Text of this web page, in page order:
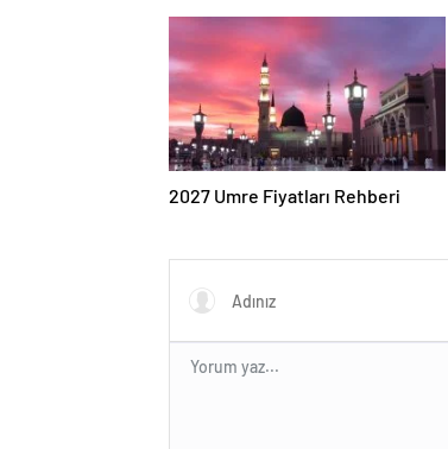
2027 Umre Fiyatları Rehberi